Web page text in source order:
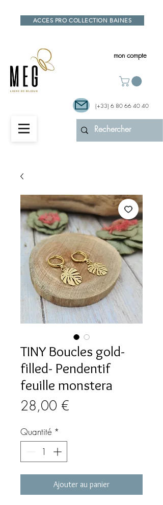
ACCES PRO COLLECTION BAINES
mon compte
(+33) 6 80 66 40 40
TINY Boucles gold-
filled- Pendentif
feuille monstera
28,00 €
Quantité *
Ajouter au panier